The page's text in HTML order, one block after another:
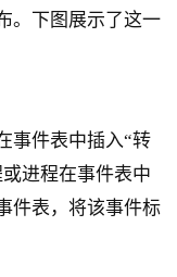
。下图展示了这一
事件表中插入“转
进程在事件表中
件表，将该事件标